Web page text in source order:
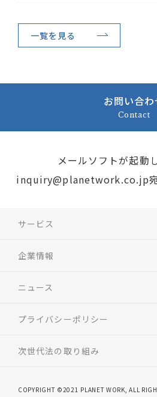
一覧を見る
お問い合わ
Contact
メールソフトが起動
inquiry@planetwork.co.jp
サービス
企業情報
ニュース
プライバシーポリシー
次世代法の取り組み
COPYRIGHT ©2021 PLANET WORK, ALL